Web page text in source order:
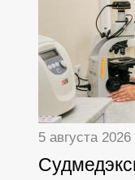
5 августа 2026